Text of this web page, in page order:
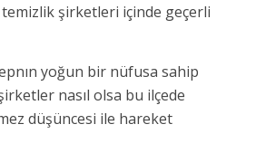
şirketleri içinde geçerli
yoğun bir nüfusa sahip
nasıl olsa bu ilçede
düşüncesi ile hareket